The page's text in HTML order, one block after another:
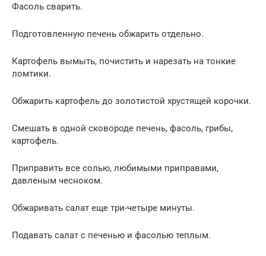
Фасоль сварить.
Подготовленную печень обжарить отдельно.
Картофель вымыть, почистить и нарезать на тонкие
ломтики.
Обжарить картофель до золотистой хрустящей корочки.
Смешать в одной сковороде печень, фасоль, грибы,
картофель.
Приправить все солью, любимыми приправами,
давленым чесноком.
Обжаривать салат еще три-четыре минуты.
Подавать салат с печенью и фасолью теплым.